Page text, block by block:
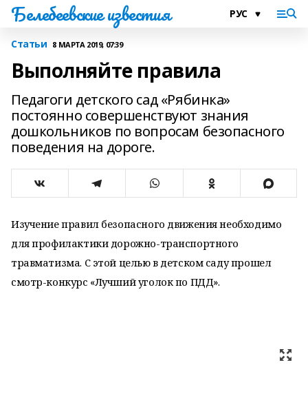
Белебеевские известия
Статьи 8 МАРТА 2019, 07:39
Выполняйте правила
Педагоги детского сад «Рябинка»
постоянно совершенствуют знания
дошкольников по вопросам безопасного
поведения на дороге.
Изучение правил безопасного движения необходимо
для профилактики дорожно-транспортного
травматизма. С этой целью в детском саду прошел
смотр-конкурс «Лучший уголок по ПДД».